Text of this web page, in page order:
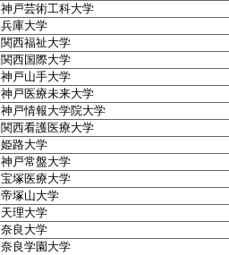
神戸芸術工科大学
兵庫大学
関西福祉大学
関西国際大学
神戸山手大学
神戸医療未来大学
神戸情報大学院大学
関西看護医療大学
姫路大学
神戸常盤大学
宝塚医療大学
帝塚山大学
天理大学
奈良大学
奈良学園大学